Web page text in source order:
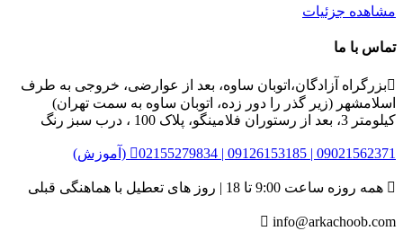
مشاهده جزئیات
تماس با ما
بزرگراه آزادگان،اتوبان ساوه، بعد از عوارضی، خروجی به طرف
اسلامشهر (زیر گذر را دور زده، اتوبان ساوه به سمت تهران)
کیلومتر 3، بعد از رستوران فلامینگو، پلاک 100 ، درب سبز رنگ
02155279834 | 09126153185 | 09021562371 (آموزش)
 همه روزه ساعت 9:00 تا 18 | روز های تعطیل با هماهنگی قبلی
 info@arkachoob.com